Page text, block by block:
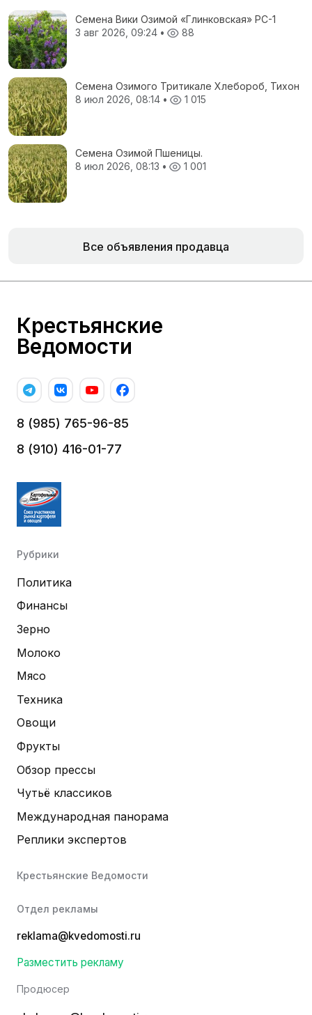
Семена Вики Озимой «Глинковская» РС-1
3 авг 2026, 09:24 • 88
Семена Озимого Тритикале Хлебороб, Тихон
8 июл 2026, 08:14 • 1 015
Семена Озимой Пшеницы.
8 июл 2026, 08:13 • 1 001
Все объявления продавца
Крестьянские
Ведомости
8 (985) 765-96-85
8 (910) 416-01-77
Рубрики
Политика
Финансы
Зерно
Молоко
Мясо
Техника
Овощи
Фрукты
Обзор прессы
Чутьё классиков
Международная панорама
Реплики экспертов
Крестьянские Ведомости
Отдел рекламы
reklama@kvedomosti.ru
Разместить рекламу
Продюсер